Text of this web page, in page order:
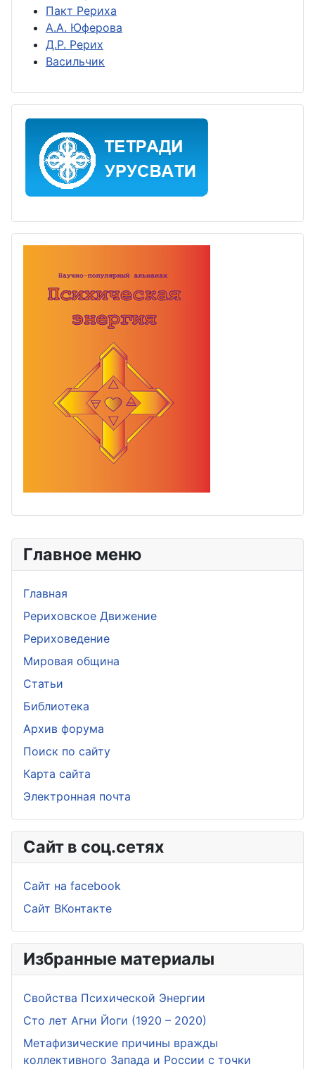
Главное меню
Главная
Рериховское Движение
Рериховедение
Мировая община
Статьи
Библиотека
Архив форума
Поиск по сайту
Карта сайта
Электронная почта
Сайт в соц.сетях
Сайт на facebook
Сайт ВКонтакте
Избранные материалы
Свойства Психической Энергии
Сто лет Агни Йоги (1920 – 2020)
Метафизические причины вражды
коллективного Запада и России с точки
Пакт Рериха
А.А. Юферова
Д.Р. Рерих
Васильчик